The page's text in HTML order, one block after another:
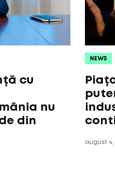
cu
nu
din
NEWS
august 4,